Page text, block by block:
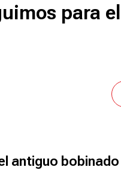
para
antiguo bobinado